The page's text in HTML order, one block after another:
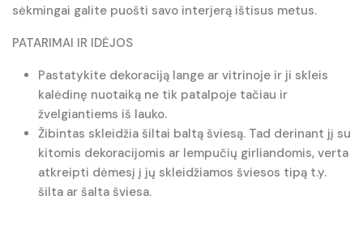
sėkmingai galite puošti savo interjerą ištisus metus.
PATARIMAI IR IDĖJOS
Pastatykite dekoraciją lange ar vitrinoje ir ji skleis
kalėdinę nuotaiką ne tik patalpoje tačiau ir
žvelgiantiems iš lauko.
Žibintas skleidžia šiltai baltą šviesą. Tad derinant jį su
kitomis dekoracijomis ar lempučių girliandomis, verta
atkreipti dėmesį į jų skleidžiamos šviesos tipą t.y.
šilta ar šalta šviesa.